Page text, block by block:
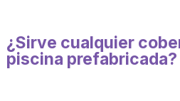
¿Sirve cualquier
piscina prefabricada?